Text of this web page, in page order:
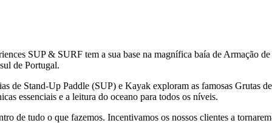
SUP & SURF tem a sua base na magnífica baía de Armação
de Portugal.
de Stand-Up Paddle (SUP) e Kayak exploram as famosas Grutas
essenciais e a leitura do oceano para todos os níveis.
de tudo o que fazemos. Incentivamos os nossos clientes a